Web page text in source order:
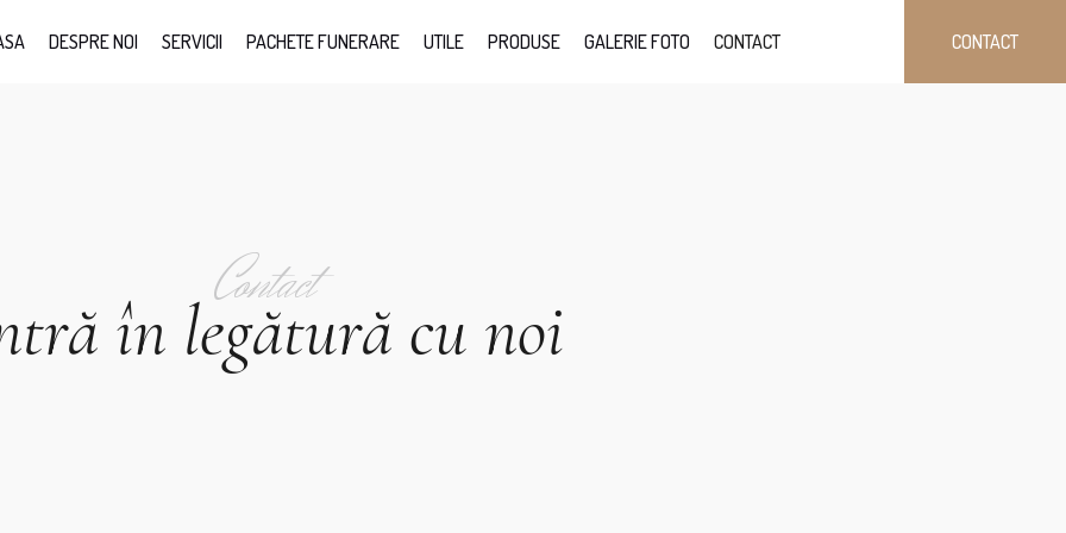
CONTACT
DESPRE NOI SERVICII PACHETE FUNERARE UTILE PRODUSE GALERIE FOTO CONTACT
Contact
în legătură cu noi